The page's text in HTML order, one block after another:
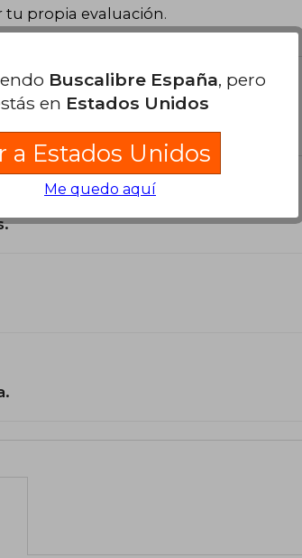
tu propia evaluación.
Buscalibre España, pero
en Estados Unidos
a Estados Unidos
Me quedo aquí